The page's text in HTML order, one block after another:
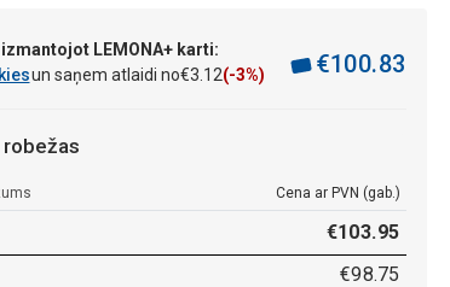
izmantojot LEMONA+ karti:
un saņem atlaidi no€3 12(-3%) €100.83
robežas
Cena ar PVN (gab.)
€103.95
€98.75